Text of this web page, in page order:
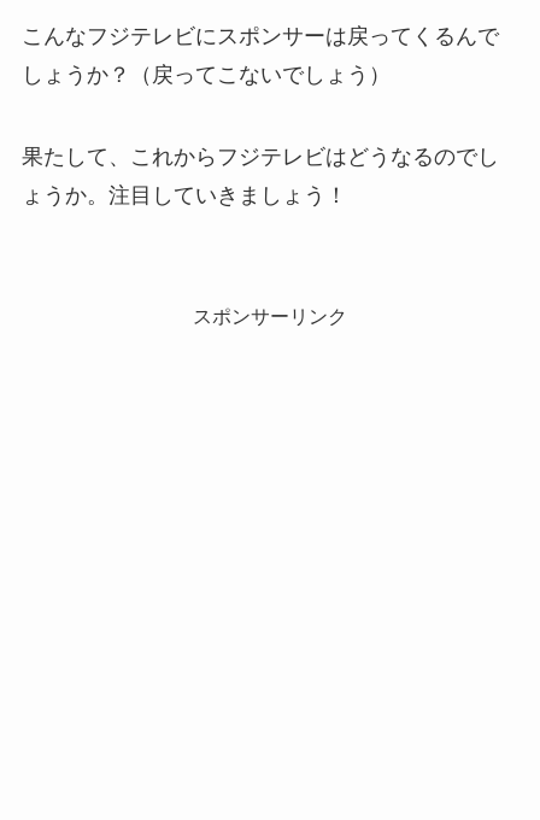
こんなフジテレビにスポンサーは戻ってくるんで
しょうか？（戻ってこないでしょう）
果たして、これからフジテレビはどうなるのでし
ょうか。注目していきましょう！
スポンサーリンク